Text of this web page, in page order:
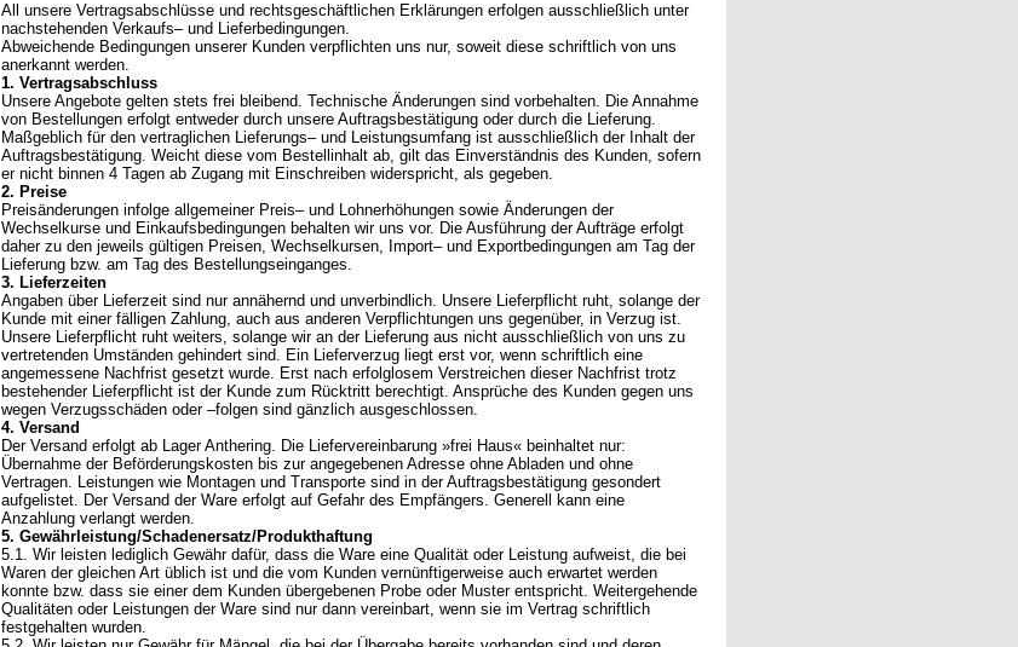
All unsere Vertragsabschlüsse und rechtsgeschäftlichen Erklärungen erfolgen ausschließlich unter
nachstehenden Verkaufs– und Lieferbedingungen.
Abweichende Bedingungen unserer Kunden verpflichten uns nur, soweit diese schriftlich von uns
anerkannt werden.
1. Vertragsabschluss
Unsere Angebote gelten stets frei bleibend. Technische Änderungen sind vorbehalten. Die Annahme
von Bestellungen erfolgt entweder durch unsere Auftragsbestätigung oder durch die Lieferung.
Maßgeblich für den vertraglichen Lieferungs– und Leistungsumfang ist ausschließlich der Inhalt der
Auftragsbestätigung. Weicht diese vom Bestellinhalt ab, gilt das Einverständnis des Kunden, sofern
er nicht binnen 4 Tagen ab Zugang mit Einschreiben widerspricht, als gegeben.
2. Preise
Preisänderungen infolge allgemeiner Preis– und Lohnerhöhungen sowie Änderungen der
Wechselkurse und Einkaufsbedingungen behalten wir uns vor. Die Ausführung der Aufträge erfolgt
daher zu den jeweils gültigen Preisen, Wechselkursen, Import– und Exportbedingungen am Tag der
Lieferung bzw. am Tag des Bestellungseinganges.
3. Lieferzeiten
Angaben über Lieferzeit sind nur annähernd und unverbindlich. Unsere Lieferpflicht ruht, solange der
Kunde mit einer fälligen Zahlung, auch aus anderen Verpflichtungen uns gegenüber, in Verzug ist.
Unsere Lieferpflicht ruht weiters, solange wir an der Lieferung aus nicht ausschließlich von uns zu
vertretenden Umständen gehindert sind. Ein Lieferverzug liegt erst vor, wenn schriftlich eine
angemessene Nachfrist gesetzt wurde. Erst nach erfolglosem Verstreichen dieser Nachfrist trotz
bestehender Lieferpflicht ist der Kunde zum Rücktritt berechtigt. Ansprüche des Kunden gegen uns
wegen Verzugsschäden oder –folgen sind gänzlich ausgeschlossen.
4. Versand
Der Versand erfolgt ab Lager Anthering. Die Liefervereinbarung »frei Haus« beinhaltet nur:
Übernahme der Beförderungskosten bis zur angegebenen Adresse ohne Abladen und ohne
Vertragen. Leistungen wie Montagen und Transporte sind in der Auftragsbestätigung gesondert
aufgelistet. Der Versand der Ware erfolgt auf Gefahr des Empfängers. Generell kann eine
Anzahlung verlangt werden.
5. Gewährleistung/Schadenersatz/Produkthaftung
5.1. Wir leisten lediglich Gewähr dafür, dass die Ware eine Qualität oder Leistung aufweist, die bei
Waren der gleichen Art üblich ist und die vom Kunden vernünftigerweise auch erwartet werden
konnte bzw. dass sie einer dem Kunden übergebenen Probe oder Muster entspricht. Weitergehende
Qualitäten oder Leistungen der Ware sind nur dann vereinbart, wenn sie im Vertrag schriftlich
festgehalten wurden.